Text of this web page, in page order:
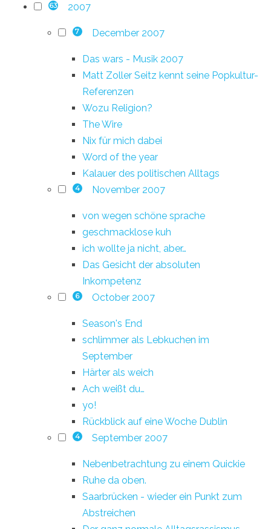
63 2007
7 December 2007
Das wars - Musik 2007
Matt Zoller Seitz kennt seine Popkultur-
Referenzen
Wozu Religion?
The Wire
Nix für mich dabei
Word of the year
Kalauer des politischen Alltags
4 November 2007
von wegen schöne sprache
geschmacklose kuh
ich wollte ja nicht, aber…
Das Gesicht der absoluten
Inkompetenz
6 October 2007
Season's End
schlimmer als Lebkuchen im
September
Härter als weich
Ach weißt du…
yo!
Rückblick auf eine Woche Dublin
4 September 2007
Nebenbetrachtung zu einem Quickie
Ruhe da oben.
Saarbrücken - wieder ein Punkt zum
Abstreichen